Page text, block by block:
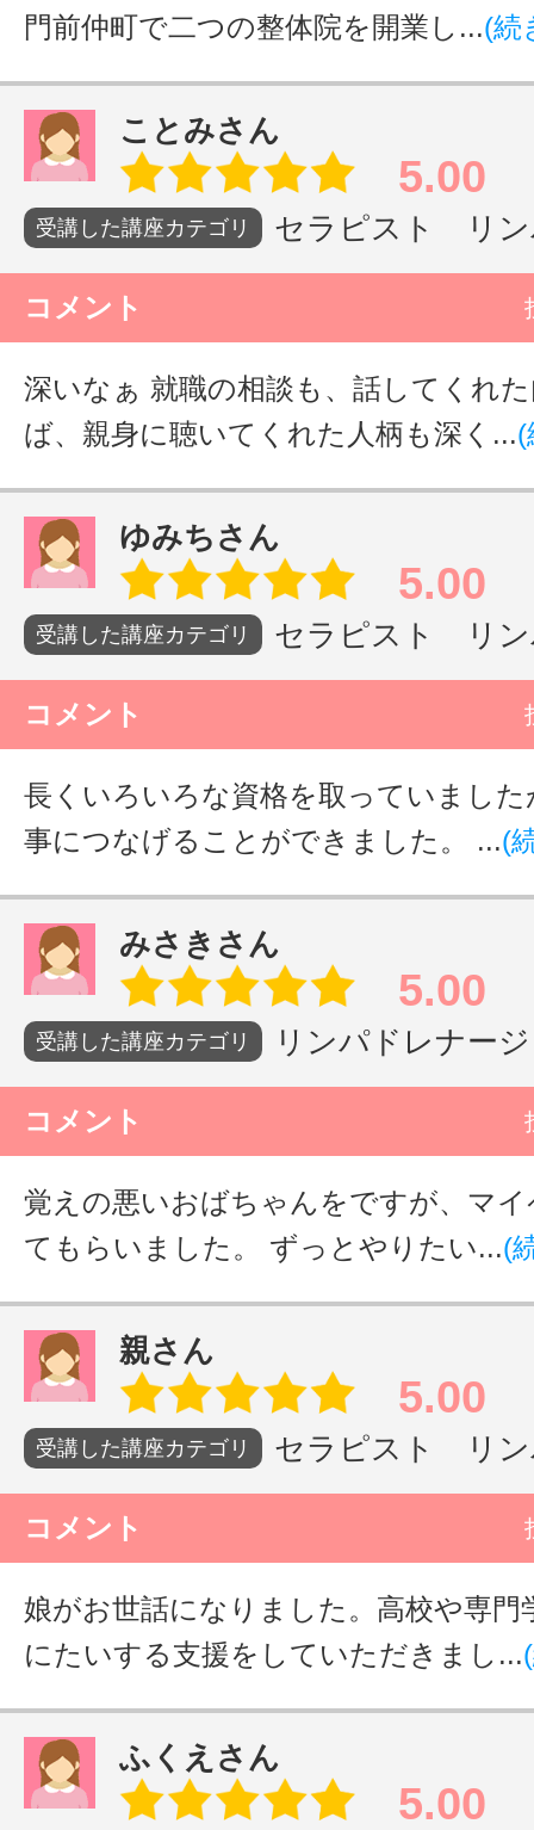
門前仲町で二つの整体院を開業し...(続
ことみさん
5.00
受講した講座カテゴリ セラピスト リン
コメント
深いなぁ 就職の相談も、話してくれ
ば、親身に聴いてくれた人柄も深く...(
ゆみちさん
5.00
受講した講座カテゴリ セラピスト リン
コメント
長くいろいろな資格を取っていまし
事につなげることができました。 ...(
みさきさん
5.00
受講した講座カテゴリ リンパドレナー
コメント
覚えの悪いおばちゃんをですが、マ
てもらいました。 ずっとやりたい...(
親さん
5.00
受講した講座カテゴリ セラピスト リン
コメント
娘がお世話になりました。高校や専門
にたいする支援をしていただきまし...
ふくえさん
5.00